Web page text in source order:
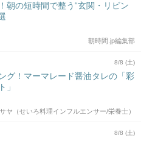
朝の短時間で整う“玄関・リビン
朝時間.jp編集部
8/8 (土)
グ！マーマレード醤油タレの「彩
」
サヤ（せいろ料理インフルエンサー/栄養士）
8/8 (土)